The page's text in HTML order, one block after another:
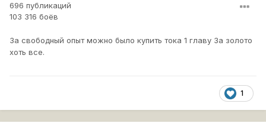
696 публикаций
103 316 боёв
За свободный опыт можно было купить тока 1 главу За золото
хоть все.
1